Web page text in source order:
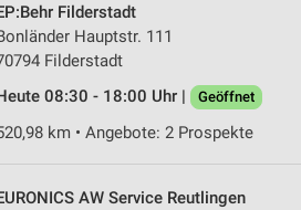
Filderstadt
Hauptstr. 111
Filderstadt
08:30 - 18:00 Uhr |
Geöffnet
km • Angebote: 2 Prospekte
AW Service Reutlingen